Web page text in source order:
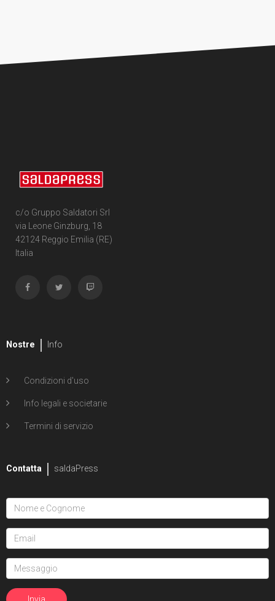
c/o Gruppo Saldatori Srl
via Leone Ginzburg, 18
42124 Reggio Emilia (RE)
Italia
Nostre Info
Condizioni d'uso
Info legali e societarie
Termini di servizio
Contatta saldaPress